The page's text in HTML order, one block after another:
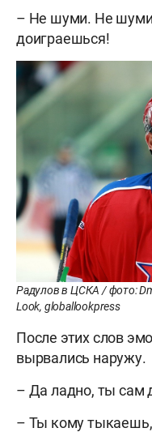
– Не шуми. Не
доиграешься!
Радулов в ЦСКА / фото:
Look, globallookpress
После этих слов
вырвались наружу.
– Да ладно, ты сам
– Ты кому